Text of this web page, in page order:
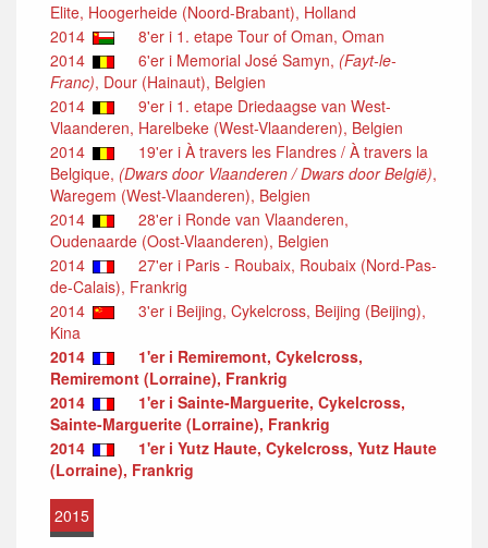
Elite, Hoogerheide (Noord-Brabant), Holland
2014
8'er i 1. etape Tour of Oman, Oman
2014
6'er i Memorial José Samyn, (Fayt-le-
Franc), Dour (Hainaut), Belgien
2014
9'er i 1. etape Driedaagse van West-
Vlaanderen, Harelbeke (West-Vlaanderen), Belgien
2014
19'er i À travers les Flandres / À travers la
Belgique, (Dwars door Vlaanderen / Dwars door België),
Waregem (West-Vlaanderen), Belgien
2014
28'er i Ronde van Vlaanderen,
Oudenaarde (Oost-Vlaanderen), Belgien
2014
27'er i Paris - Roubaix, Roubaix (Nord-Pas-
de-Calais), Frankrig
2014
3'er i Beijing, Cykelcross, Beijing (Beijing),
Kina
2014
1'er i Remiremont, Cykelcross,
Remiremont (Lorraine), Frankrig
2014
1'er i Sainte-Marguerite, Cykelcross,
Sainte-Marguerite (Lorraine), Frankrig
2014
1'er i Yutz Haute, Cykelcross, Yutz Haute
(Lorraine), Frankrig
2015